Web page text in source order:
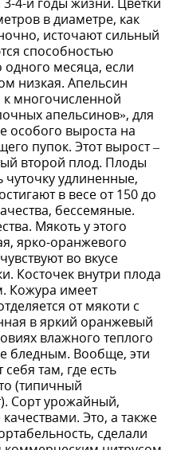
в диаметре, как
источают сильный
способностью
одного месяца, если
низкая. Апельсин
к многочисленной
апельсинов», для
особого выроста на
пупок. Этот вырост –
второй плод. Плоды
удлиненные,
в весе от 150 до
бессемяные.
Мякоть у этого
ярко-оранжевого
во вкусе
Косточек внутри плода
Кожура имеет
от мякоти с
в яркий оранжевый
влажного теплого
бледным. Вообще, эти
там, где есть
(типичный
Сорт урожайный,
Это, а также
сделали